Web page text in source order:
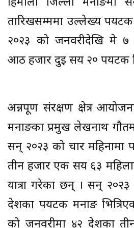
हिमाली जिल्ला
तारिखसम्ममा उल्लेख्य
२०२३ को जनवरीदेखि मे ७
आठ हजार दुई सय २० पर्यटक
अन्नपूर्ण संरक्षण क्षेत्र
मनाङका प्रमुख लेखनाथ
सन् २०२३ को चार महिनामा
तीन हजार एक सय ६३
यात्रा गरेका छन् । सन्
देशका पर्यटक मनाङ
को जनवरीमा ४२ देशका